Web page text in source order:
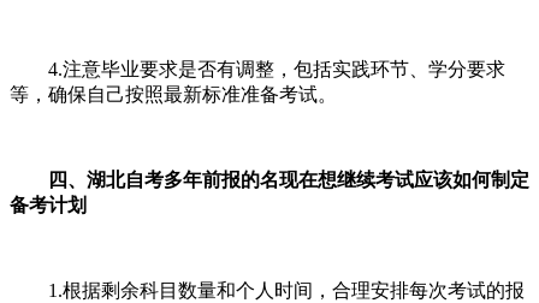
4.注意毕业要求是否有调整，包括实践环节、学分要求
等，确保自己按照最新标准准备考试。
四、湖北自考多年前报的名现在想继续考试应该如何制定
备考计划
1.根据剩余科目数量和个人时间，合理安排每次考试的报